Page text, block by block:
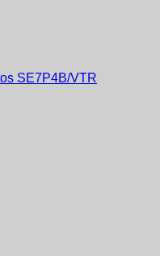
SE7P4B/VTR